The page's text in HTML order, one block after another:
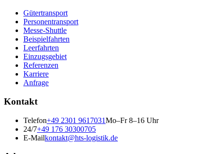
Gütertransport
Personentransport
Messe-Shuttle
Beispielfahrten
Leerfahrten
Einzugsgebiet
Referenzen
Karriere
Anfrage
Kontakt
Telefon+49 2301 9617031Mo–Fr 8–16 Uhr
24/7+49 176 30300705
E-Mailkontakt@hts-logistik.de